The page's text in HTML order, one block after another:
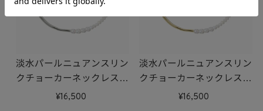
淡水パールニュアンスリン
クチョーカーネックレス
(シルバー)16,500
淡水パールニュアンスリン
クチョーカーネックレス
(ゴールド)16,500